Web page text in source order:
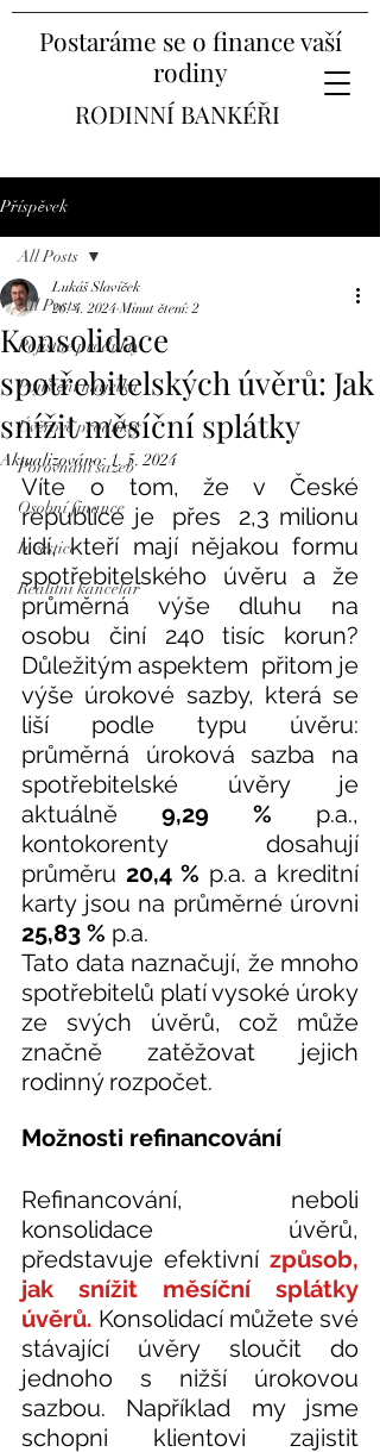
RODINNÍ BANKÉŘI
Postaráme se o finance vaší
rodiny
Příspěvek
All Posts
Pojistné produkty
Pojištění majetku
Úvěrové produkty
Porovnání sazeb
Osobní finance
Investice
Realitní kancelář
All Posts
Konsolidace
spotřebitelských úvěrů: Jak
snížit měsíční splátky
Lukáš Slavíček
26. 4. 2024 Minut čtení: 2
Aktualizováno: 1. 5. 2024
Víte o tom, že v České
republice je  přes  2,3 milionu
lidí, kteří mají nějakou formu
spotřebitelského úvěru a že
průměrná výše dluhu na
osobu činí 240 tisíc korun?
Důležitým aspektem  přitom je
výše úrokové sazby, která se
liší podle typu úvěru:
průměrná úroková sazba na
spotřebitelské úvěry je
aktuálně 9,29 % p.a.,
kontokorenty dosahují
průměru 20,4 % p.a. a kreditní
25,83 % p.a.
Tato data naznačují, že mnoho
spotřebitelů platí vysoké úroky
ze svých úvěrů, což může
značně zatěžovat jejich
rodinný rozpočet.
Možnosti refinancování
Refinancování, neboli
konsolidace úvěrů,
představuje efektivní způsob,
jak snížit měsíční splátky
úvěrů. Konsolidací můžete své
stávající úvěry sloučit do
jednoho s nižší úrokovou
sazbou. Například my jsme